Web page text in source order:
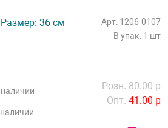
Размер: 36 см
Арт: 1206-0107
В упак: 1 шт
наличии
Розн. 80.00 р
Опт. 41.00 р